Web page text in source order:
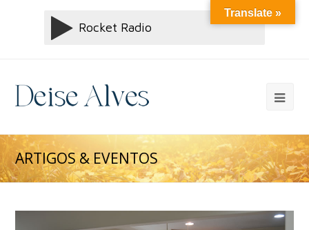
ARTIGOS & EVENTOS
Translate »